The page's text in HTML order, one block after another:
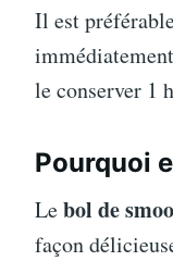
Il est
le conserver 1
Pourquoi
Lebol de
façon